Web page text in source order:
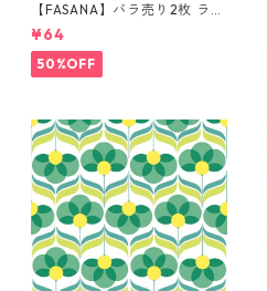
【FASANA】バラ売り2枚 ラン
チサイズ ペーパーナプキン Fr
og prince ナチュラル
¥64
50%OFF